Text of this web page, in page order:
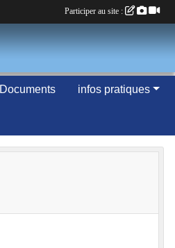
Documents infos pratiques
Participer au site :